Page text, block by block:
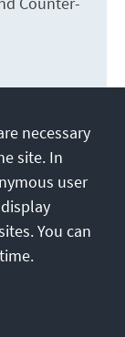
necessary
site. In
user
You can